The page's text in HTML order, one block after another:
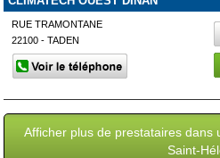
RUE TRAMONTANE
22100 - TADEN
Afficher plus de prestataires dans
Saint-